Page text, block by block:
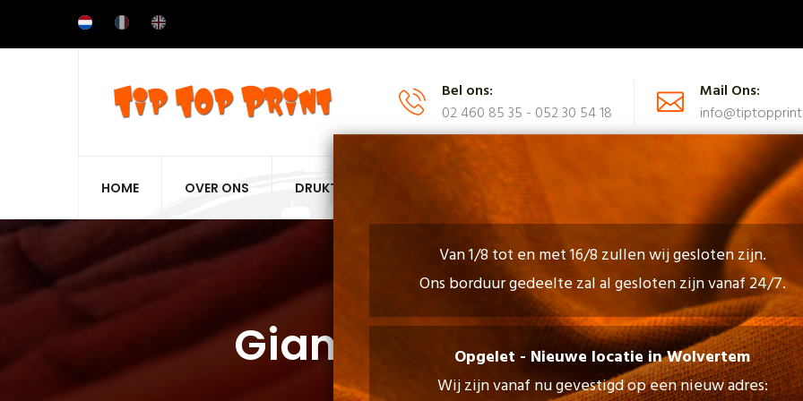
Bel ons:
02 460 85 35 - 052 30 54 18
Mail Ons:
HOME OVER ONS DRUKTECHNIEKEN CATALOGUS NEEM CONTACT OP
Gian Beukenhouten
Van 1/8 tot en met 16/8 zullen wij gesloten zijn.
Ons borduur gedeelte zal al gesloten zijn vanaf 24/7.
Opgelet - Nieuwe locatie in Wolvertem
Wij zijn vanaf nu gevestigd op een nieuw adres: